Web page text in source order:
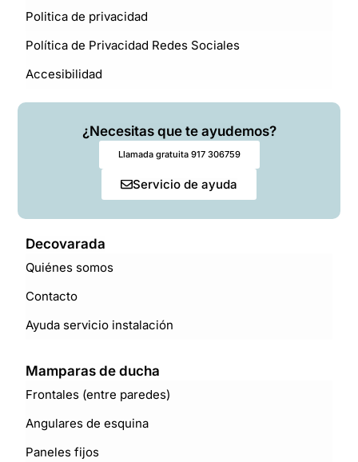
Politica de privacidad
Política de Privacidad Redes Sociales
Accesibilidad
¿Necesitas que te ayudemos?
Llamada gratuita 917 306759
Servicio de ayuda
Decovarada
Quiénes somos
Contacto
Ayuda servicio instalación
Mamparas de ducha
Frontales (entre paredes)
Angulares de esquina
Paneles fijos